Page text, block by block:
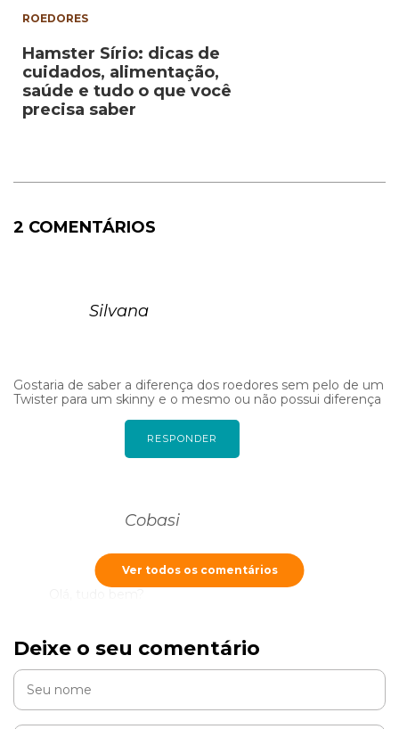
ROEDORES
Hamster Sírio: dicas de
cuidados, alimentação,
saúde e tudo o que você
precisa saber
2 COMENTÁRIOS
Silvana
Gostaria de saber a diferença dos roedores sem pelo de um
Twister para um skinny e o mesmo ou não possui diferença
RESPONDER
Cobasi
40 centímetros contando com a cauda, enquanto o
Skinny Pig é um porquinho da índia pelado que mede
Ver todos os comentários
Deixe o seu comentário